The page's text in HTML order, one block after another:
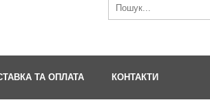
ТА ОПЛАТА КОНТАКТИ